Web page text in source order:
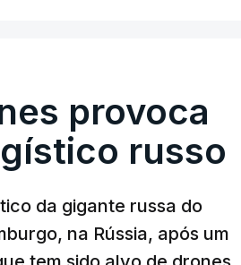
provoca
russo
da gigante russa do
na Rússia, após um